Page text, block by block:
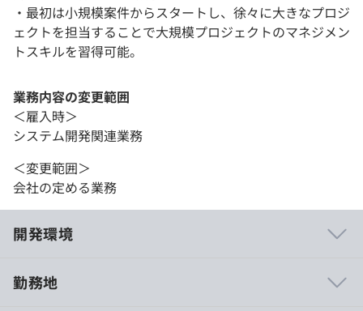
・最初は小規模案件からスタートし、徐々に大きなプロジ
ェクトを担当することで大規模プロジェクトのマネジメン
トスキルを習得可能。
業務内容の変更範囲
＜雇入時＞
システム開発関連業務
＜変更範囲＞
会社の定める業務
開発環境
勤務地